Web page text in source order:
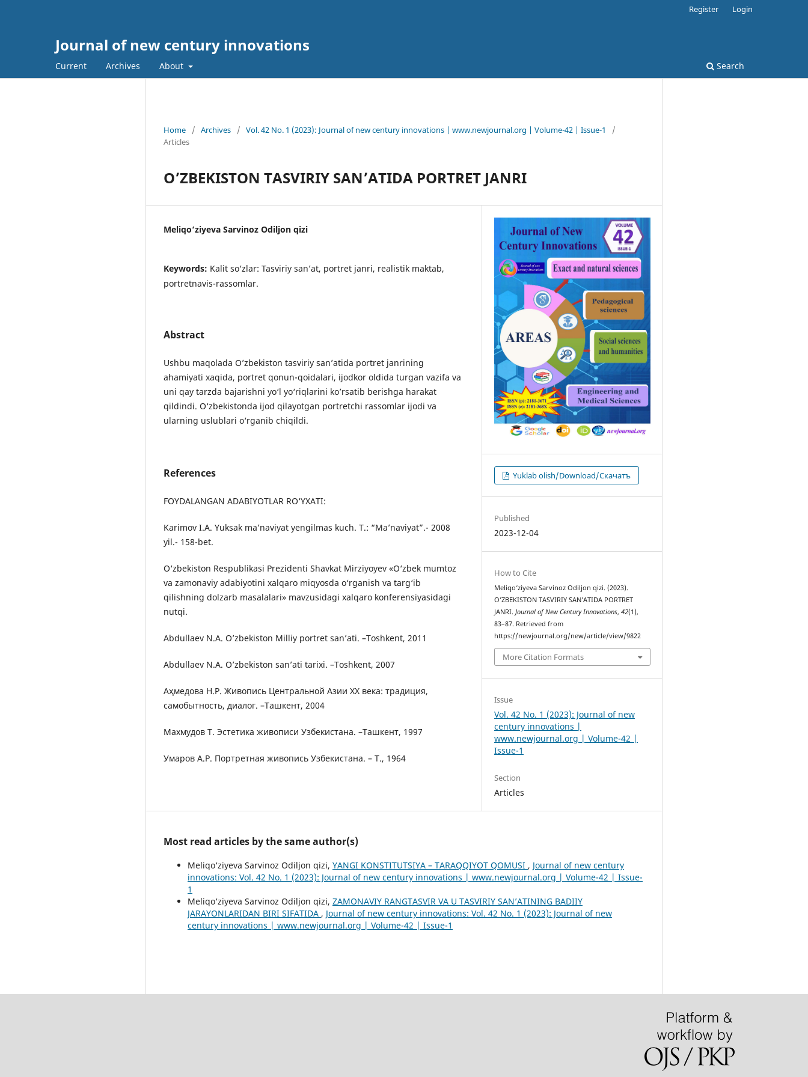
Journal of new century innovations
Current Archives About Search
Register Login
Home / Archives / Vol. 42 No. 1 (2023): Journal of new century innovations | www.newjournal.org | Volume-42 | Issue-1
/
Articles
OʼZBEKISTON TАSVIRIY SАN’АTIDА PORTRET JАNRI
Meliqo‘ziyeva Sarvinoz Odiljon qizi
Keywords: Kalit so‘zlar: Tasviriy san’at, portret janri, realistik maktab,
portretnavis-rassomlar.
Abstract
Ushbu maqolada Oʼzbekiston tаsviriy sаn’аtidа portret jаnrining
ahamiyati xaqida, portret qonun-qoidalari, ijodkor oldida turgan vazifa va
uni qay tarzda bajarishni yo‘l yo‘riqlarini koʼrsatib berishga harakat
qildindi. O‘zbekistonda ijod qilayotgan portretchi rassomlar ijodi va
ularning uslublari o‘rganib chiqildi.
References
FOYDALANGAN ADABIYОTLAR RO‘YXATI:
Karimov I.А. Yuksak maʼnaviyat yengilmas kuch. T.: “Maʼnaviyat”.- 2008
yil.- 158-bet.
O‘zbekiston Respublikasi Prezidenti Shavkat Mirziyoyev «O‘zbek mumtoz
va zamonaviy adabiyotini xalqaro miqyosda o‘rganish va targ‘ib
qilishning dolzarb masalalari» mavzusidagi xalqaro konferensiyasidagi
nutqi.
Аbdullaev N.А. Oʼzbekiston Milliy portret sanʼati. –Toshkent, 2011
Аbdullaev N.А. Oʼzbekiston sanʼati tarixi. –Toshkent, 2007
Аҳмедова Н.Р. Живопись Центральной Азии XX века: традиция,
самобытность, диалог. –Ташкент, 2004
Махмудов Т. Эстетика живописи Узбекистана. –Ташкент, 1997
Умаров А.Р. Портретная живопись Узбекистана. – Т., 1964
Yuklab olish/Download/Скачатъ
Published
2023-12-04
How to Cite
Meliqo‘ziyeva Sarvinoz Odiljon qizi. (2023).
OʼZBEKISTON TАSVIRIY SАN’АTIDА PORTRET
JАNRI.Journal of New Century Innovations,42(1),
83–87. Retrieved from
https://newjournal.org/new/article/view/9822
More Citation Formats
Issue
Vol. 42 No. 1 (2023): Journal of new
century innovations |
www.newjournal.org | Volume-42 |
Issue-1
Section
Articles
Most read articles by the same author(s)
Meliqo‘ziyeva Sarvinoz Odiljon qizi, YANGI KONSTITUTSIYA – TARAQQIYOT QOMUSI , Journal of new century
innovations: Vol. 42 No. 1 (2023): Journal of new century innovations | www.newjournal.org | Volume-42 | Issue-
1
Meliqo‘ziyeva Sarvinoz Odiljon qizi, ZAMONAVIY RANGTASVIR VA U TASVIRIY SAN’ATINING BADIIY
JARAYONLARIDAN BIRI SIFATIDA , Journal of new century innovations: Vol. 42 No. 1 (2023): Journal of new
century innovations | www.newjournal.org | Volume-42 | Issue-1